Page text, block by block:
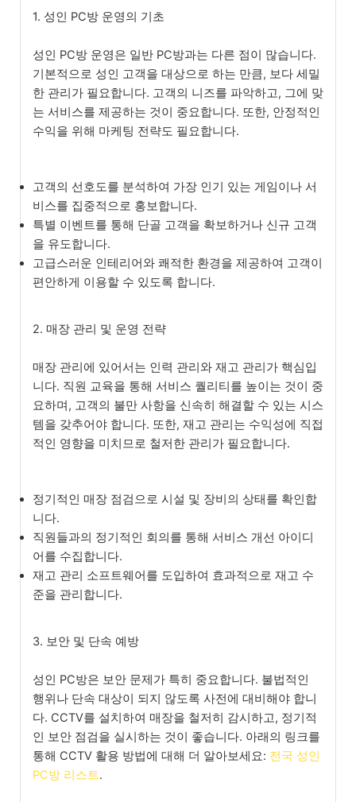
1. 성인 PC방 운영의 기초
성인 PC방 운영은 일반 PC방과는 다른 점이 많습니다.
기본적으로 성인 고객을 대상으로 하는 만큼, 보다 세밀
한 관리가 필요합니다. 고객의 니즈를 파악하고, 그에 맞
는 서비스를 제공하는 것이 중요합니다. 또한, 안정적인
수익을 위해 마케팅 전략도 필요합니다.
고객의 선호도를 분석하여 가장 인기 있는 게임이나 서
비스를 집중적으로 홍보합니다.
특별 이벤트를 통해 단골 고객을 확보하거나 신규 고객
을 유도합니다.
고급스러운 인테리어와 쾌적한 환경을 제공하여 고객이
편안하게 이용할 수 있도록 합니다.
2. 매장 관리 및 운영 전략
매장 관리에 있어서는 인력 관리와 재고 관리가 핵심입
니다. 직원 교육을 통해 서비스 퀄리티를 높이는 것이 중
요하며, 고객의 불만 사항을 신속히 해결할 수 있는 시스
템을 갖추어야 합니다. 또한, 재고 관리는 수익성에 직접
적인 영향을 미치므로 철저한 관리가 필요합니다.
정기적인 매장 점검으로 시설 및 장비의 상태를 확인합
니다.
직원들과의 정기적인 회의를 통해 서비스 개선 아이디
어를 수집합니다.
재고 관리 소프트웨어를 도입하여 효과적으로 재고 수
준을 관리합니다.
3. 보안 및 단속 예방
성인 PC방은 보안 문제가 특히 중요합니다. 불법적인
행위나 단속 대상이 되지 않도록 사전에 대비해야 합니
다. CCTV를 설치하여 매장을 철저히 감시하고, 정기적
인 보안 점검을 실시하는 것이 좋습니다. 아래의 링크를
통해 CCTV 활용 방법에 대해 더 알아보세요: 전국 성인
PC방 리스트.